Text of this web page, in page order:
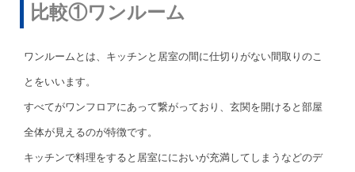
比較①ワンルーム
ワンルームとは、キッチンと居室の間に仕切りがない間取りのこ
とをいいます。
すべてがワンフロアにあって繋がっており、玄関を開けると部屋
全体が見えるのが特徴です。
キッチンで料理をすると居室ににおいが充満してしまうなどのデ